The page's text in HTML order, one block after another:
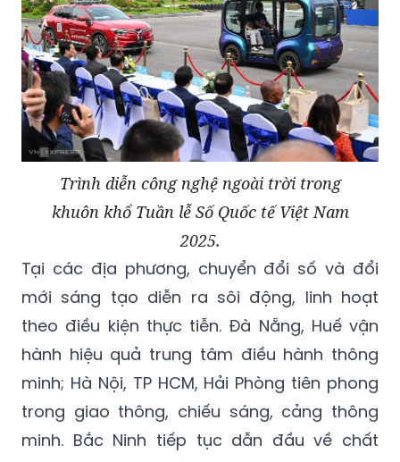
Trình diễn công nghệ ngoài trời trong
khuôn khổ Tuần lễ Số Quốc tế Việt Nam
2025.
Tại các địa phương, chuyển đổi số và đổi
mới sáng tạo diễn ra sôi động, linh hoạt
theo điều kiện thực tiễn. Đà Nẵng, Huế vận
hành hiệu quả trung tâm điều hành thông
minh; Hà Nội, TP HCM, Hải Phòng tiên phong
trong giao thông, chiếu sáng, cảng thông
minh. Bắc Ninh tiếp tục dẫn đầu về chất